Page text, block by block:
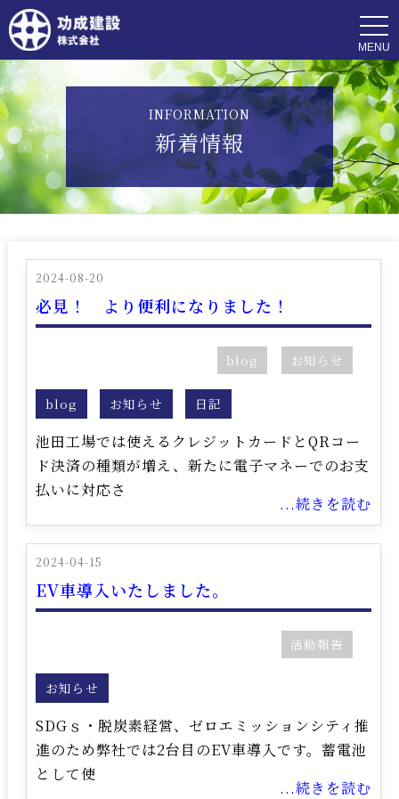
t
o
g
g
l
e
n
a
v
i
g
a
t
i
INFORMATION
新着情報
2024-08-20
必見！ より便利になりました！
blog お知らせ
blog お知らせ 日記
池田工場では使えるクレジットカードとQRコー
ド決済の種類が増え、新たに電子マネーでのお支
払いに対応さ
...続きを読む
2024-04-15
EV車導入いたしました。
活動報告
お知らせ
SDGｓ・脱炭素経営、ゼロエミッションシティ推
進のため弊社では2台目のEV車導入です。蓄電池
として使
...続きを読む